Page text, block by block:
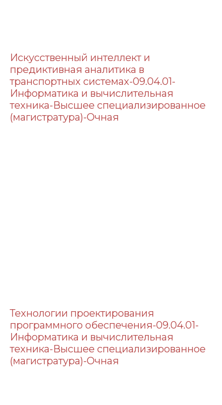
Искусственный интеллект и
предиктивная аналитика в
транспортных системах-09.04.01-
Информатика и вычислительная
техника-Высшее специализированное
(магистратура)-Очная
Технологии проектирования
программного обеспечения-09.04.01-
Информатика и вычислительная
техника-Высшее специализированное
(магистратура)-Очная